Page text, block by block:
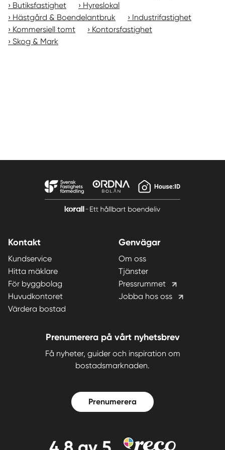
Butiksfastighet
Hyreslokal
Hästgård & Boendelantbruk
Industrifastighet
Kommersiell tomt
Kontorsfastighet
Skog & Mark
Kontakt
Kundservice
Hitta mäklare
För byggbolag
Huvudkontoret
Värdera bostad
Genvägar
Om oss
Tjänster
Pressrummet
Jobba hos oss
Prenumerera på vårt nyhetsbrev
Få nyheter, guider och inspiration om
bostadsmarknaden.
Prenumerera